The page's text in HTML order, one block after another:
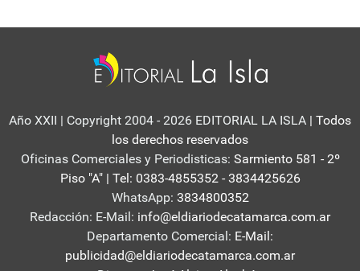
Año XXII | Copyright 2004 - 2026 EDITORIAL LA ISLA | Todos
los derechos reservados
Oficinas Comerciales y Periodisticas: Sarmiento 581 - 2º
Piso "A" | Tel: 0383-4855352 - 3834425626
WhatsApp: 3834800352
Redacción: E-Mail: info@eldiariodecatamarca.com.ar
Departamento Comercial: E-Mail:
publicidad@eldiariodecatamarca.com.ar